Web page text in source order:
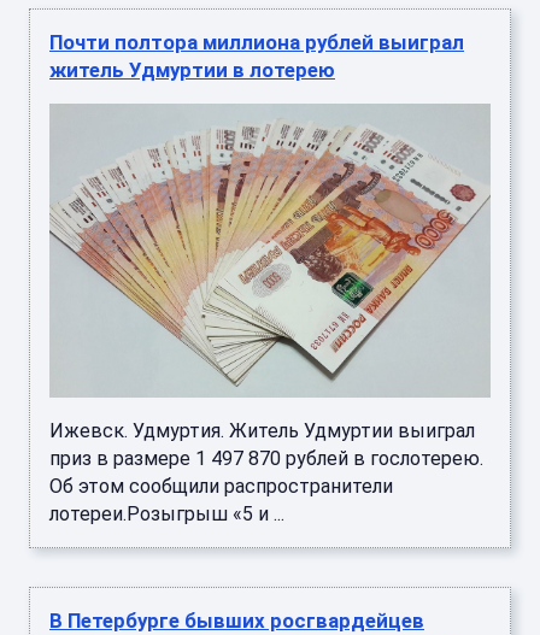
Почти полтора миллиона рублей выиграл
житель Удмуртии в лотерею
Ижевск. Удмуртия. Житель Удмуртии выиграл
приз в размере 1 497 870 рублей в гослотерею.
Об этом сообщили распространители
лотереи.Розыгрыш «5 и ...
В Петербурге бывших росгвардейцев